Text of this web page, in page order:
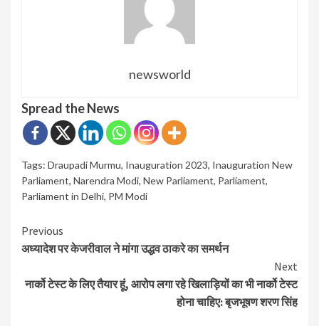
newsworld
Spread the News
Tags: Draupadi Murmu, Inauguration 2023, Inauguration New
Parliament, Narendra Modi, New Parliament, Parliament,
Parliament in Delhi, PM Modi
Continue
Reading
Previous
अध्यादेश पर केजरीवाल ने मांगा उद्धव ठाकरे का समर्थन
Next
नार्को टेस्ट के लिए तैयार हूं, आरोप लगा रहे खिलाड़ियों का भी नार्को टेस्ट
होना चाहिए: बृजभूषण शरण सिंह